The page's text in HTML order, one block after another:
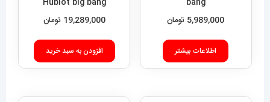
5,989,000 تومان
اطلاعات بیشتر
19,289,000 تومان
افزودن به سبد خرید